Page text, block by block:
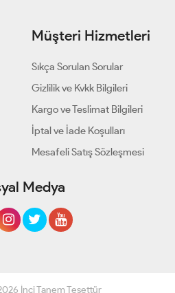
Müşteri Hizmetleri
Sıkça Sorulan Sorular
Gizlilik ve Kvkk Bilgileri
Kargo ve Teslimat Bilgileri
İptal ve İade Koşulları
Mesafeli Satış Sözleşmesi
Medya
İnci Tanem Tesettür